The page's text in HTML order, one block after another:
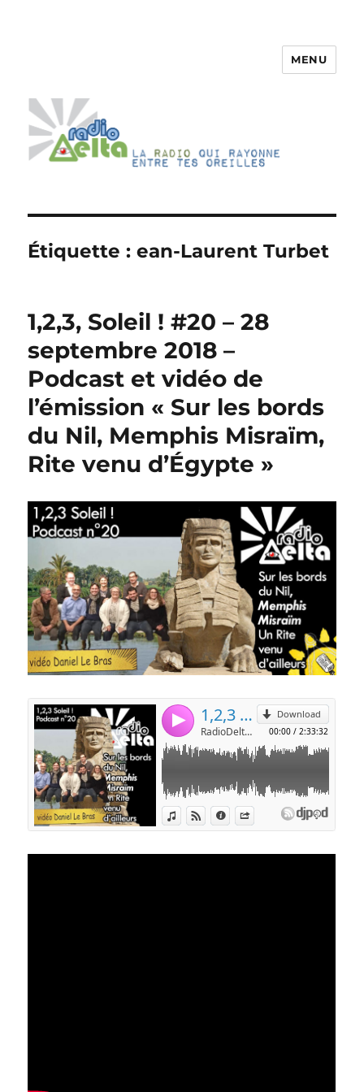
MENU
Étiquette :ean-Laurent Turbet
1,2,3, Soleil ! #20 – 28
septembre 2018 –
Podcast et vidéo de
l’émission « Sur les bords
du Nil, Memphis Misraïm,
Rite venu d’Égypte »